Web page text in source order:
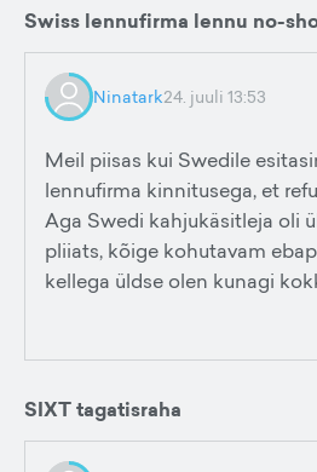
Swiss lennufirma lennu no-
Ninatark24. juuli 13:53
Meil piisas kui Swedile
lennufirma kinnitusega, et
Aga Swedi kahjukäsitleja oli
pliiats, kõige kohutavam
kellega üldse olen kunagi
SIXT tagatisraha